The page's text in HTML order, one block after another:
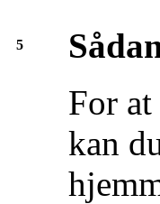
5
For
kan